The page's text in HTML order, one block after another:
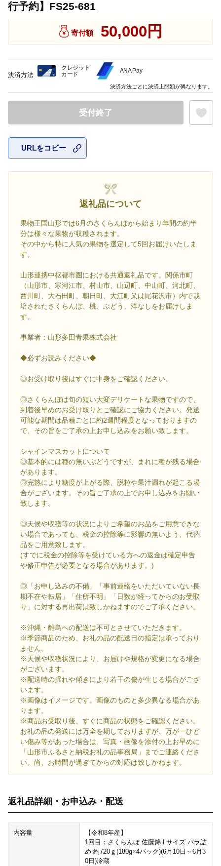
行予約】FS25-681
寄付額 50,000円
受付終了
URLをコピー
返礼品について
果物王国山形では6月のさくらんぼから始まり年間の約半
分は様々な果物が収穫されます。
その中から特に人気の果物を選定して5回お届けいたしま
す。
山形連携中枢都市圏における共通返礼品です。関係市町
（山形市、寒河江市、村山市、山辺町、中山町、河北町、
西川町、大石田町、朝日町、大江町又は尾花沢市）内で栽
培されたさくらんぼ、桃、ぶどう、洋なしをお届けしま
す。
事業者：山形多田青果株式会社
◆必ずお読みください◆
◎お受け取り後はすぐに中身をご確認ください。
◎さくらんぼは旬の短い大変デリケートな果物ですので、
到着後早めのお受け取りとご確認にご協力ください。発送
可能な期間は品種ごとに約2週間程度となっておりますの
で、その旨をご了承の上お申し込みをお願い致します。
シャインマスカットについて
◎基本的には種の無いぶどうですが、まれに種が残る場合
があります。
◎完熟により糖度が上がる際、脱粒や果汁漏れが起こる場
合がございます。その旨ご了承の上でお申し込みをお願い
致します。
◎天候や収穫等の状況によりご希望のお品をご用意できな
い場合であっても、税金の控除等に影響の無いよう、代替
品をご用意致します。
(すでに税金の控除等を受けている方への返金は確定申告
や修正申告が必要となる場合があります。)
◎「お申し込みの不備」「事前連絡をいただいていない長
期不在や転居」「住所不明」「日数が経ってからのお受取
り」に対する再出荷は致しかねますのでご了承ください。
※沖縄・離島への配送は不可とさせていただきます。
※季節商品のため、お礼の品の配送日の指定は承っており
ません。
※天候や収穫状況により、お届けや規格が変更になる場合
がございます。
※配送時の揺れや傾きにより若干の傷が生じる場合がござ
います。
※画像はイメージです。画像のものと多少異なる場合があ
ります。
※商品お受取り後、すぐに商品の状態をご確認ください。
お礼の品の発送には万全を期しておりますが、万が一ひど
い傷み等があった場合は、写真・画像を添付の上お早めに
「山形市ふるさと納税お礼の品事務局」までご連絡くださ
い。尚、お時間が過ぎてからの対応は致しかねます。
返礼品詳細・お申込み・配送
内容量
【令和8年産】
1回目：さくらんぼ 佐藤錦 Lサイズ バラ詰
め 約720ｇ(180g×4パック)(6月10日～6月3
0日)冷蔵
決済方法
クレジット
カード
ANA Pay
決済方法ごとに決済上限額が異なります。